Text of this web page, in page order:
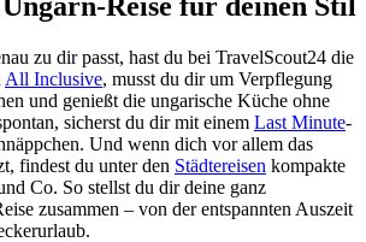
zu dir passt, hast du bei TravelScout24 die
All Inclusive, musst du dir um Verpflegung
und genießt die ungarische Küche ohne
sicherst du dir mit einem Last Minute-
Und wenn dich vor allem das
findest du unter den Städtereisen kompakte
Co. So stellst du dir deine ganz
zusammen – von der entspannten Auszeit